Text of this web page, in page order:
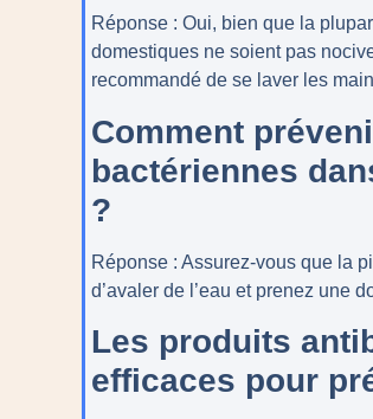
Réponse : Oui, bien que la
domestiques ne soient pas
recommandé de se laver les
Comment
bactériennes
?
Réponse : Assurez-vous que la
d’avaler de l’eau et prenez une
Les produits
efficaces pour